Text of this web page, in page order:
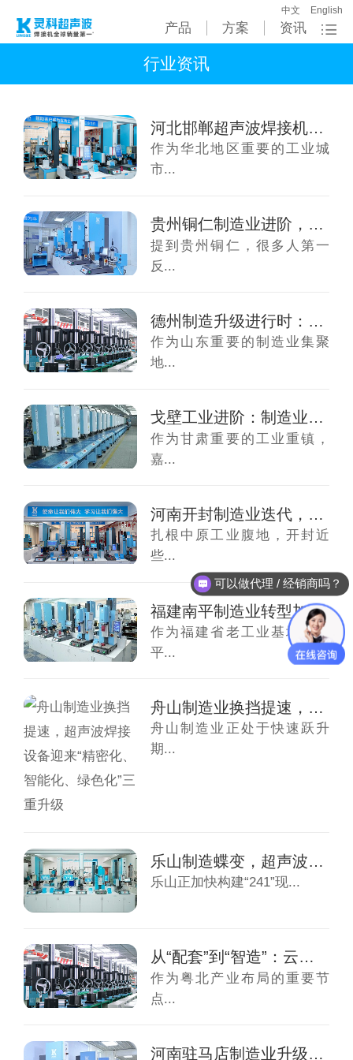
产品 方案 资讯
中文 English
行业资讯
河北邯郸超声波焊接机需求迎来升级，制造企业...
作为华北地区重要的工业城
市...
贵州铜仁制造业进阶，超声波焊接设备迎来全面...
提到贵州铜仁，很多人第一
反...
德州制造升级进行时：超声波焊接设备的“精度...
作为山东重要的制造业集聚
地...
戈壁工业进阶：制造业迭代，超声波焊接机迎来...
作为甘肃重要的工业重镇，
嘉...
河南开封制造业迭代，超声波焊接机迎来全面升...
扎根中原工业腹地，开封近
些...
福建南平制造业转型加速，超声波焊接机迎来升...
作为福建省老工业基地，南
平...
舟山制造业换挡提速，超声波焊接设备迎来“精...
舟山制造业正处于快速跃升
期...
乐山制造蝶变，超声波焊接机迎来“升级窗口期...
乐山正加快构建“241”现...
从“配套”到“智造”：云浮产业升级下的超声...
作为粤北产业布局的重要节
点...
河南驻马店制造业升级潮里，超声波焊接机的新...
可以做代理 / 经销商吗？